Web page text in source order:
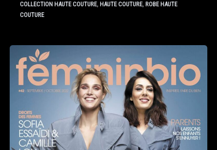
COLLECTION HAUTE COUTURE, HAUTE COUTURE, ROBE HAUTE
COUTURE